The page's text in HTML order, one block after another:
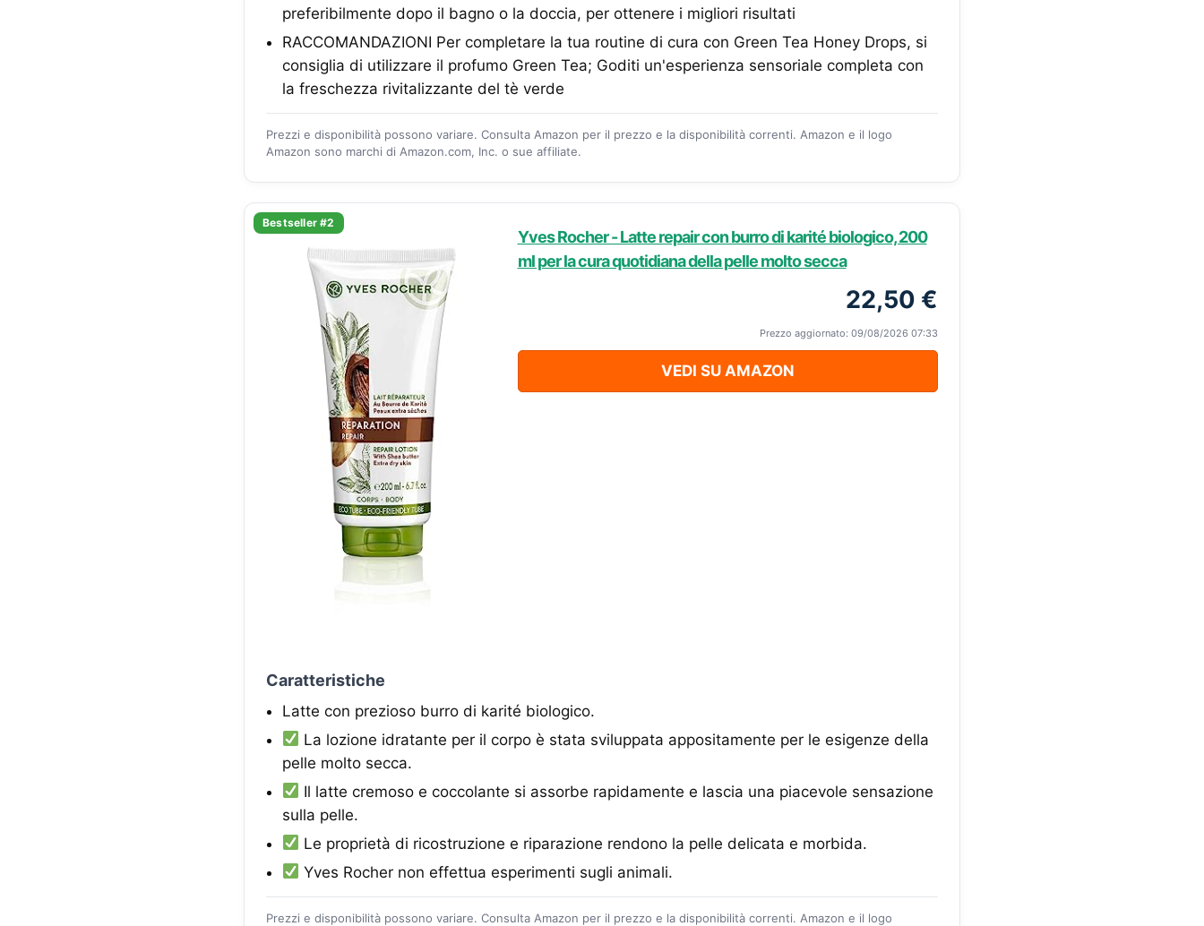
preferibilmente dopo il bagno o la doccia, per ottenere i migliori risultati
RACCOMANDAZIONI Per completare la tua routine di cura con Green Tea Honey Drops, si
consiglia di utilizzare il profumo Green Tea; Goditi un'esperienza sensoriale completa con
la freschezza rivitalizzante del tè verde
Prezzi e disponibilità possono variare. Consulta Amazon per il prezzo e la disponibilità correnti. Amazon e il logo
Amazon sono marchi di Amazon.com, Inc. o sue affiliate.
Bestseller #2
Yves Rocher - Latte repair con burro di karité biologico, 200
ml per la cura quotidiana della pelle molto secca
22,50 €
Prezzo aggiornato: 09/08/2026 07:33
VEDI SU AMAZON
Caratteristiche
Latte con prezioso burro di karité biologico.
La lozione idratante per il corpo è stata sviluppata appositamente per le esigenze della
pelle molto secca.
Il latte cremoso e coccolante si assorbe rapidamente e lascia una piacevole sensazione
sulla pelle.
Le proprietà di ricostruzione e riparazione rendono la pelle delicata e morbida.
Yves Rocher non effettua esperimenti sugli animali.
Prezzi e disponibilità possono variare. Consulta Amazon per il prezzo e la disponibilità correnti. Amazon e il logo